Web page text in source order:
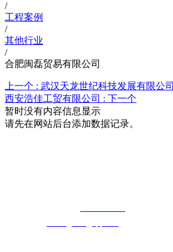
/
工程案例
/
其他行业
/
合肥闽磊贸易有限公司
上一个 : 武汉天龙世纪科技发展有限公司
西安浩佳工贸有限公司 : 下一个
暂时没有内容信息显示
请先在网站后台添加数据记录。